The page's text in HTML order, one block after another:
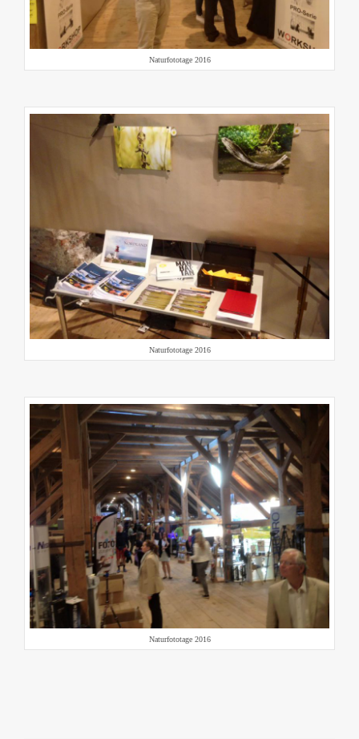
Naturfototage 2016
Naturfototage 2016
Naturfototage 2016